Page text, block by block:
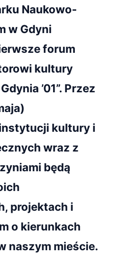
Naukowo-
w Gdyni
forum
kultury
’01”. Przez
kultury i
wraz z
będą
projektach i
o kierunkach
naszym mieście.